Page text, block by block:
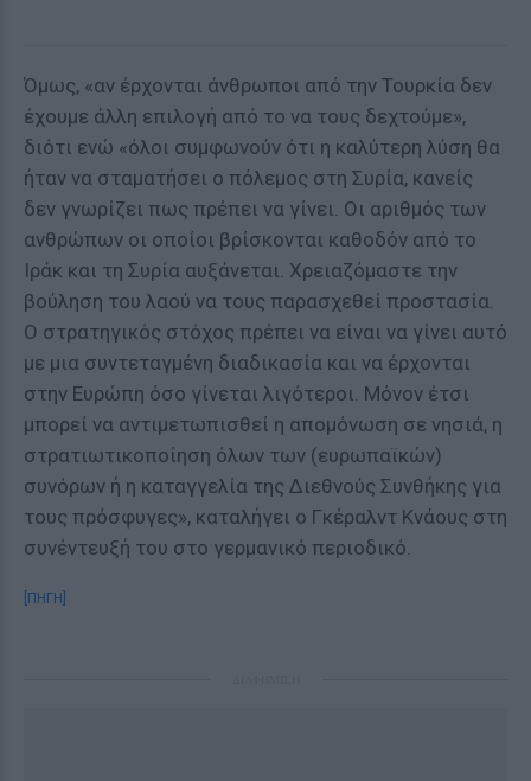
Όμως, «αν έρχονται άνθρωποι από την Τουρκία δεν
έχουμε άλλη επιλογή από το να τους δεχτούμε»,
διότι ενώ «όλοι συμφωνούν ότι η καλύτερη λύση θα
ήταν να σταματήσει ο πόλεμος στη Συρία, κανείς
δεν γνωρίζει πως πρέπει να γίνει. Οι αριθμός των
ανθρώπων οι οποίοι βρίσκονται καθοδόν από το
Ιράκ και τη Συρία αυξάνεται. Χρειαζόμαστε την
βούληση του λαού να τους παρασχεθεί προστασία.
Ο στρατηγικός στόχος πρέπει να είναι να γίνει αυτό
με μια συντεταγμένη διαδικασία και να έρχονται
στην Ευρώπη όσο γίνεται λιγότεροι. Μόνον έτσι
μπορεί να αντιμετωπισθεί η απομόνωση σε νησιά, η
στρατιωτικοποίηση όλων των (ευρωπαϊκών)
συνόρων ή η καταγγελία της Διεθνούς Συνθήκης για
τους πρόσφυγες», καταλήγει ο Γκέραλντ Κνάους στη
συνέντευξή του στο γερμανικό περιοδικό.
[ΠΗΓΗ]